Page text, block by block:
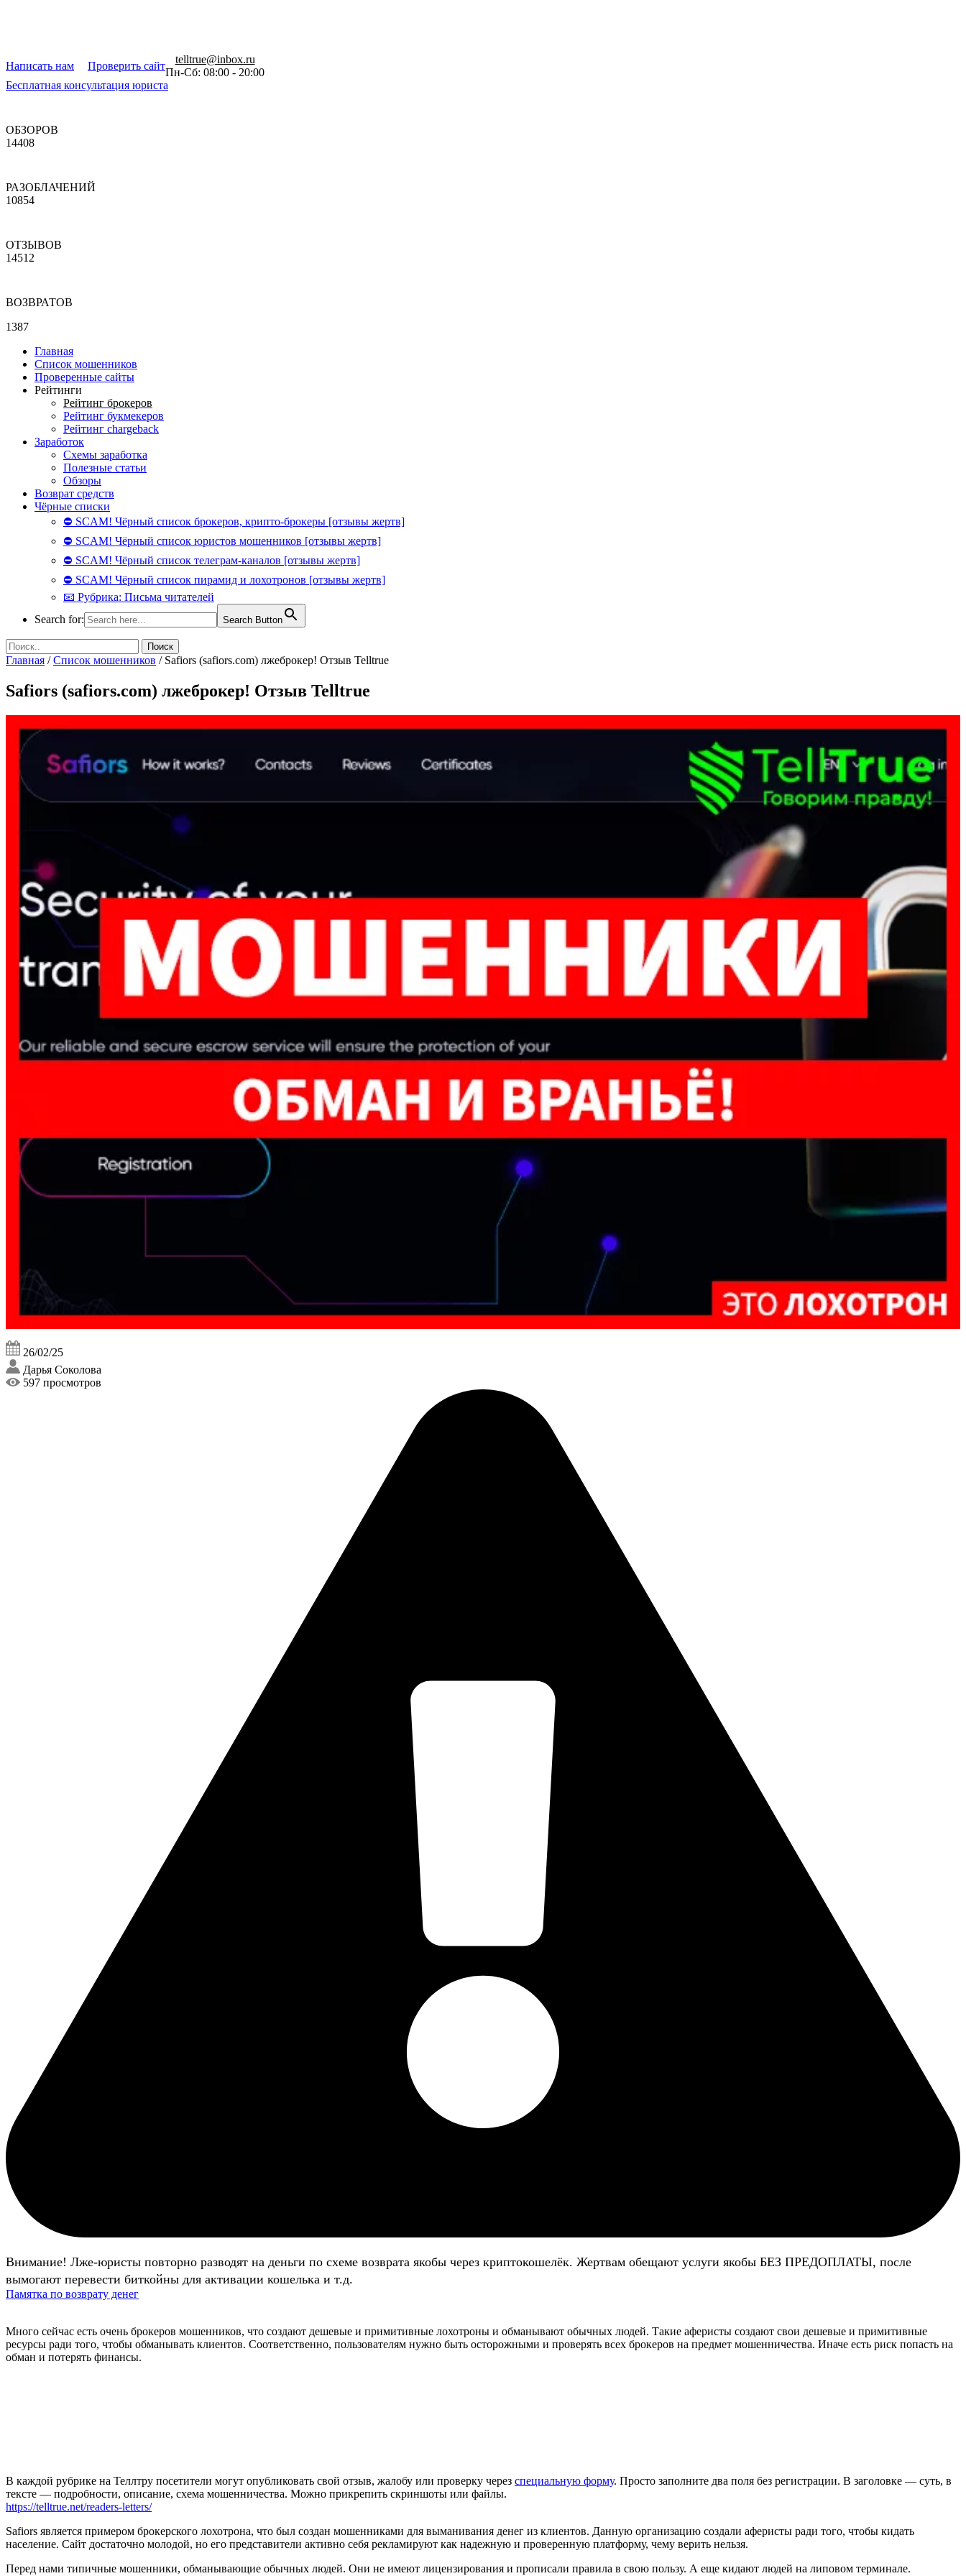
Написать нам Проверить сайт
telltrue@inbox.ru
Пн-Сб: 08:00 - 20:00
Бесплатная консультация юриста
ОБЗОРОВ
14408
РАЗОБЛАЧЕНИЙ
10854
ОТЗЫВОВ
14512
ВОЗВРАТОВ
1387
Главная
Список мошенников
Проверенные сайты
Рейтинги
Рейтинг брокеров
Рейтинг букмекеров
Рейтинг chargeback
Заработок
Схемы заработка
Полезные статьи
Обзоры
Возврат средств
Чёрные списки
⛔ SCAM! Чёрный список брокеров, крипто-брокеры [отзывы жертв]
⛔ SCAM! Чёрный список юристов мошенников [отзывы жертв]
⛔ SCAM! Чёрный список телеграм-каналов [отзывы жертв]
⛔ SCAM! Чёрный список пирамид и лохотронов [отзывы жертв]
📧 Рубрика: Письма читателей
Search for:
Search Button
Главная /Список мошенников / Safiors (safiors.com) лжеброкер! Отзыв Telltrue
Safiors (safiors.com) лжеброкер! Отзыв Telltrue
26/02/25
Дарья Соколова
597 просмотров
Внимание! Лже-юристы повторно разводят на деньги по схеме возврата якобы через криптокошелёк. Жертвам обещают услуги якобы БЕЗ ПРЕДОПЛАТЫ, после
вымогают перевести биткойны для активации кошелька и т.д.
Памятка по возврату денег
Много сейчас есть очень брокеров мошенников, что создают дешевые и примитивные лохотроны и обманывают обычных людей. Такие аферисты создают свои дешевые и примитивные
ресурсы ради того, чтобы обманывать клиентов. Соответственно, пользователям нужно быть осторожными и проверять всех брокеров на предмет мошенничества. Иначе есть риск попасть на
обман и потерять финансы.
В каждой рубрике на Теллтру посетители могут опубликовать свой отзыв, жалобу или проверку через специальную форму. Просто заполните два поля без регистрации. В заголовке — суть, в
тексте — подробности, описание, схема мошенничества. Можно прикрепить скриншоты или файлы.
https://telltrue.net/readers-letters/
Safiors является примером брокерского лохотрона, что был создан мошенниками для выманивания денег из клиентов. Данную организацию создали аферисты ради того, чтобы кидать
население. Сайт достаточно молодой, но его представители активно себя рекламируют как надежную и проверенную платформу, чему верить нельзя.
Перед нами типичные мошенники, обманывающие обычных людей. Они не имеют лицензирования и прописали правила в свою пользу. А еще кидают людей на липовом терминале.